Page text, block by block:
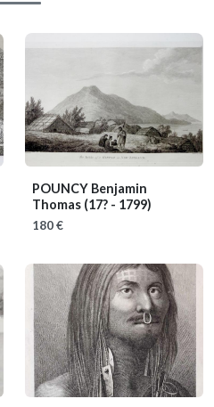
POUNCY Benjamin
Thomas (17? - 1799)
180 €